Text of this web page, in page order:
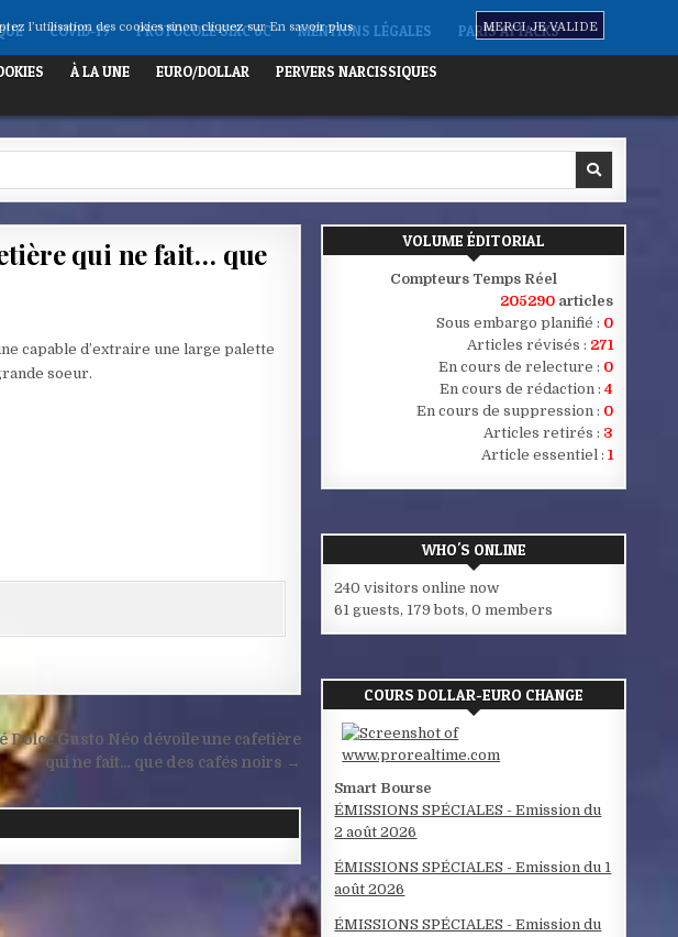
COVID-19 PROTOCOLE SIXC 6C MENTIONS LÉGALES PARIS ATTACKS
À LA UNE EURO/DOLLAR PERVERS NARCISSIQUES
qui ne fait… que
capable d’extraire une large palette
soeur.
Dolce Gusto Néo dévoile une cafetière
qui ne fait… que des cafés noirs →
VOLUME ÉDITORIAL
Compteurs Temps Réel
205290 articles
Sous embargo planifié : 0
Articles révisés : 271
En cours de relecture : 0
En cours de rédaction : 4
En cours de suppression : 0
Articles retirés : 3
Article essentiel : 1
WHO'S ONLINE
240 visitors online now
61 guests, 179 bots, 0 members
COURS DOLLAR-EURO CHANGE
Smart Bourse
ÉMISSIONS SPÉCIALES - Emission du
2 août 2026
ÉMISSIONS SPÉCIALES - Emission du 1
août 2026
ÉMISSIONS SPÉCIALES - Emission du
l’utilisation des cookies sinon cliquez surEn savoir plus MERCI JE VALIDE